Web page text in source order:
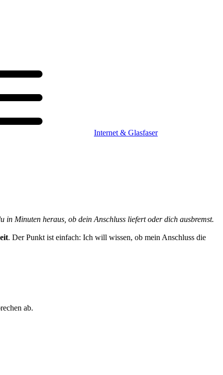
Internet & Glasfaser
in Minuten heraus, ob dein Anschluss liefert oder dich ausbremst.
. Der Punkt ist einfach: Ich will wissen, ob mein Anschluss die
ab.